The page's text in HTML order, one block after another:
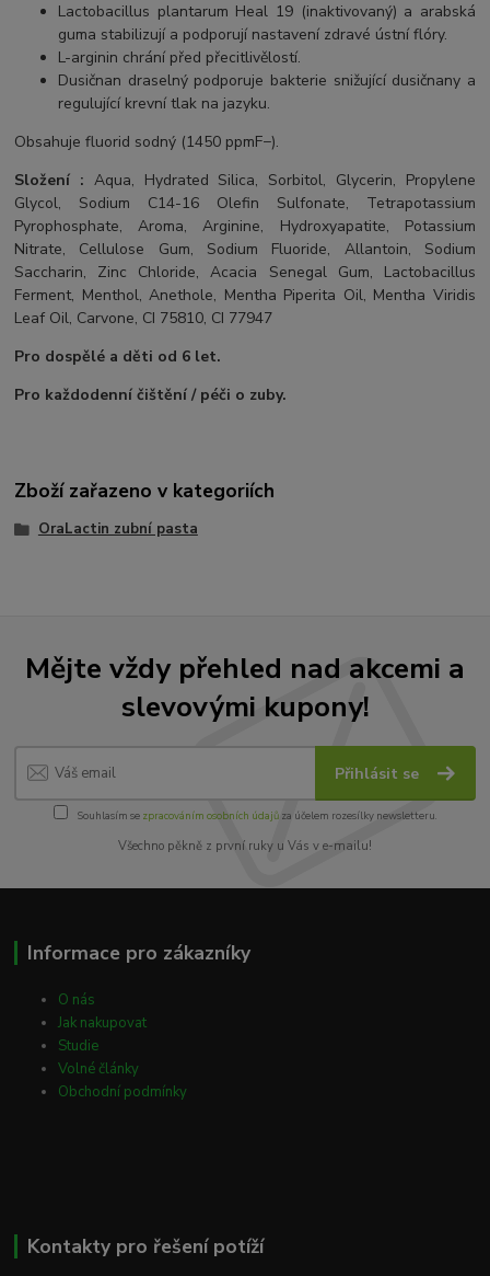
Lactobacillus plantarum Heal 19 (inaktivovaný) a arabská
guma stabilizují a podporují nastavení zdravé ústní flóry.
L-arginin chrání před přecitlivělostí.
Dusičnan draselný podporuje bakterie snižující dusičnany a
regulující krevní tlak na jazyku.
Obsahuje fluorid sodný (1450 ppmF−).
Složení : Aqua, Hydrated Silica, Sorbitol, Glycerin, Propylene
Glycol, Sodium C14-16 Olefin Sulfonate, Tetrapotassium
Pyrophosphate, Aroma, Arginine, Hydroxyapatite, Potassium
Nitrate, Cellulose Gum, Sodium Fluoride, Allantoin, Sodium
Saccharin, Zinc Chloride, Acacia Senegal Gum, Lactobacillus
Ferment, Menthol, Anethole, Mentha Piperita Oil, Mentha Viridis
Leaf Oil, Carvone, CI 75810, CI 77947
Pro dospělé a děti od 6 let.
Pro každodenní čištění / péči o zuby.
Zboží zařazeno v kategoriích
OraLactin zubní pasta
Mějte vždy přehled nad akcemi a
slevovými kupony!
Přihlásit se
Souhlasím se zpracováním osobních údajůza účelem rozesílky newsletteru.
Všechno pěkně z první ruky u Vás v e-mailu!
Informace pro zákazníky
O nás
Jak nakupovat
Studie
Volné články
Obchodní podmínky
Kontakty pro řešení potíží